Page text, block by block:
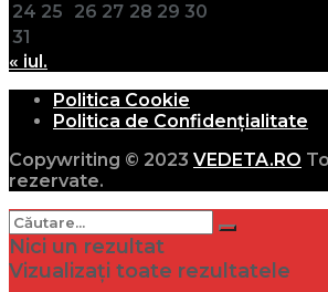
24 25 26 27 28 29 30
31
« iul.
Politica Cookie
Politica de Confidențialitate
Copywriting © 2023 VEDETA.RO
rezervate.
Nici un rezultat
Vizualizați toate rezultatele